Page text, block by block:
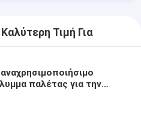
Τιμή Για
παλέτας για την